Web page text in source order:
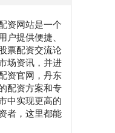
资网站是一个
提供便捷、
票配资交流论
场资讯，并进
资官网，丹东
配资方案和专
中实现更高的
者，这里都能